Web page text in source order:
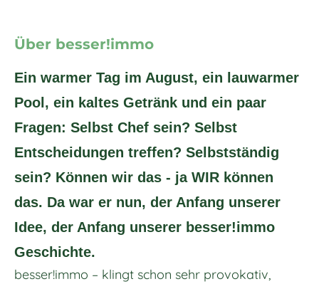
Über besser!immo
Ein warmer Tag im August, ein lauwarmer
Pool, ein kaltes Getränk und ein paar
Fragen: Selbst Chef sein? Selbst
Entscheidungen treffen? Selbstständig
sein? Können wir das - ja WIR können
das. Da war er nun, der Anfang unserer
Idee, der Anfang unserer besser!immo
Geschichte.
besser!immo – klingt schon sehr provokativ,